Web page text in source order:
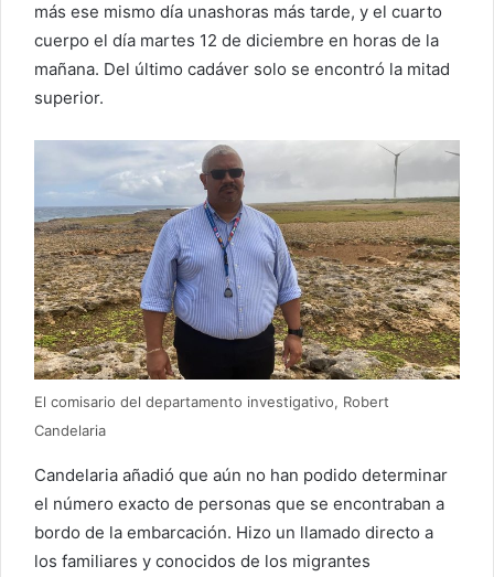
más ese mismo día unashoras más tarde, y el cuarto
cuerpo el día martes 12 de diciembre en horas de la
mañana. Del último cadáver solo se encontró la mitad
superior.
El comisario del departamento investigativo, Robert
Candelaria
Candelaria añadió que aún no han podido determinar
el número exacto de personas que se encontraban a
bordo de la embarcación. Hizo un llamado directo a
los familiares y conocidos de los migrantes